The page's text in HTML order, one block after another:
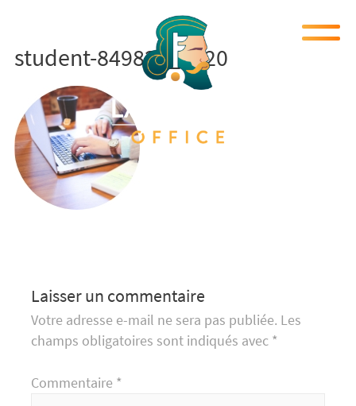
student-849825_1920
Laisser un commentaire
Votre adresse e-mail ne sera pas publiée. Les
champs obligatoires sont indiqués avec *
Commentaire *